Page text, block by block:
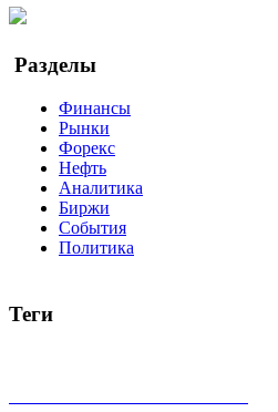
Разделы
Финансы
Рынки
Форекс
Нефть
Аналитика
Биржи
События
Политика
Теги